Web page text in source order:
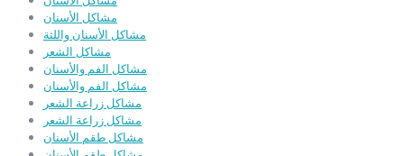
مشاكل الأسنان
مشاكل الأسنان واللثة
مشاكل الشعر
مشاكل الفم والأسنان
مشاكل الفم والأسنان
مشاكل زراعة الشعر
مشاكل زراعة الشعر
مشاكل طقم الأسنان